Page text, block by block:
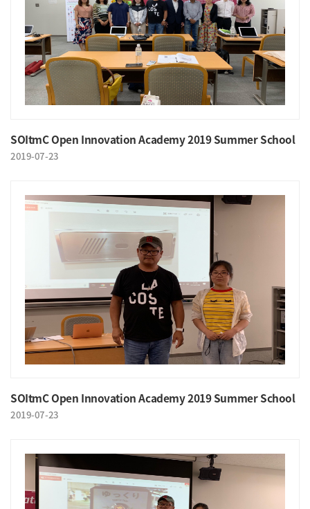
SOItmC Open Innovation Academy 2019 Summer School
2019-07-23
SOItmC Open Innovation Academy 2019 Summer School
2019-07-23